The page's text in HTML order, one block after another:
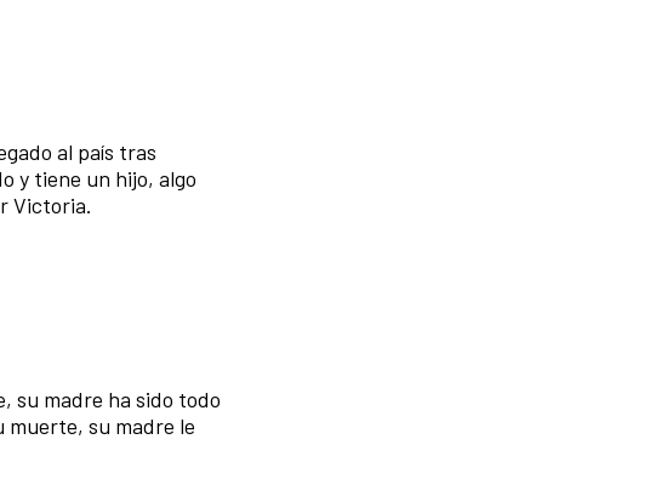
al país tras
y tiene un hijo, algo
Victoria.
su madre ha sido todo
muerte, su madre le